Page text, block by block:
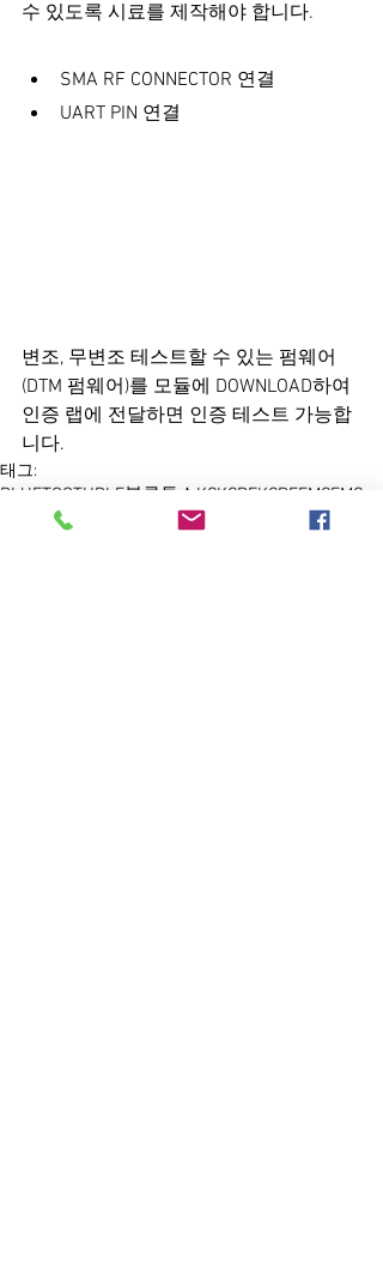
수 있도록 시료를 제작해야 합니다.
SMA RF CONNECTOR 연결
UART PIN 연결
변조, 무변조 테스트할 수 있는 펌웨어
(DTM 펌웨어)를 모듈에 DOWNLOAD하여
인증 랩에 전달하면 인증 테스트 가능합
니다.
태그:
BLUETOOTHBLE블루투스 KCKCRFKCRFEMCEMC
전파인증